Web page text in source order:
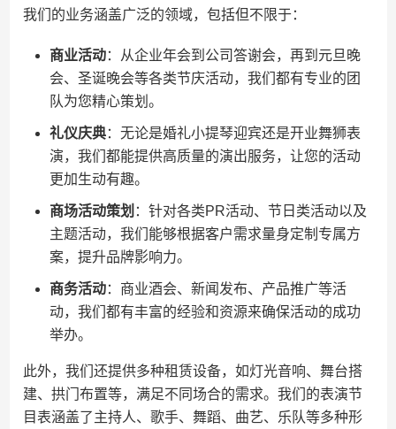
我们的业务涵盖广泛的领域，包括但不限于：
商业活动：从企业年会到公司答谢会，再到元旦晚
会、圣诞晚会等各类节庆活动，我们都有专业的团
队为您精心策划。
礼仪庆典：无论是婚礼小提琴迎宾还是开业舞狮表
演，我们都能提供高质量的演出服务，让您的活动
更加生动有趣。
商场活动策划 ：针对各类PR活动、节日类活动以及
主题活动，我们能够根据客户需求量身定制专属方
案，提升品牌影响力。
商务活动：商业酒会、新闻发布、产品推广等活
动，我们都有丰富的经验和资源来确保活动的成功
举办。
此外，我们还提供多种租赁设备，如灯光音响、舞台搭
建、拱门布置等，满足不同场合的需求。我们的表演节
目表涵盖了主持人、歌手、舞蹈、曲艺、乐队等多种形